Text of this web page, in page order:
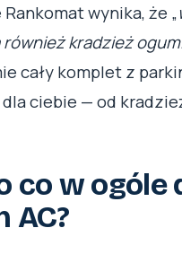
wynika, że „
kradzież
cały komplet z
ciebie — od
co w ogóle
AC?